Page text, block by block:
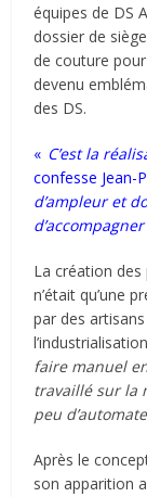
équipes de DS
dossier de
de couture
devenu
des DS.
« C’est la
confesse Jean-
d’ampleur et
d’
La création
n’était qu’une
par des
faire manuel
travaillé sur la
peu
Après le
son apparition